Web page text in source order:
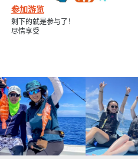
参加游览
剩下的就是参与了！
尽情享受